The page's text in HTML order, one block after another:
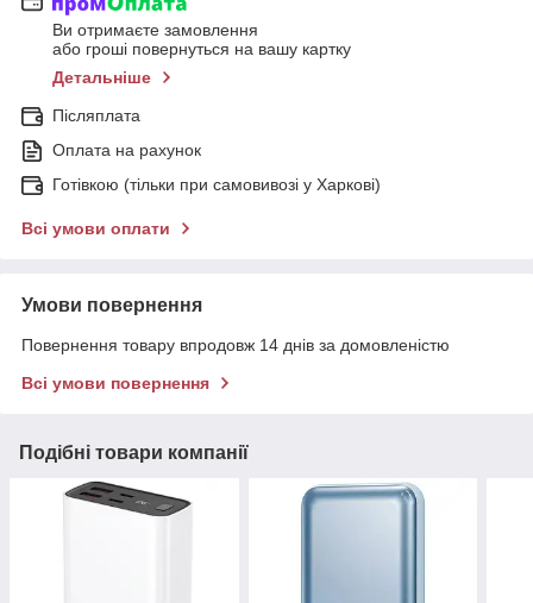
Ви отримаєте замовлення
або гроші повернуться на вашу картку
Детальніше
Післяплата
Оплата на рахунок
Готівкою (тільки при самовивозі у Харкові)
Всі умови оплати
Умови повернення
Повернення товару впродовж 14 днів за домовленістю
Всі умови повернення
Подібні товари компанії